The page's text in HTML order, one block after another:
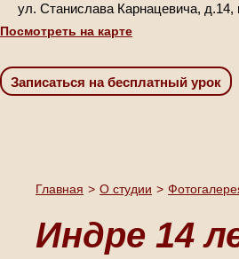
ул. Станислава Карнацевича, д.14,
Посмотреть на карте
Главная > О студии >
Индре 14